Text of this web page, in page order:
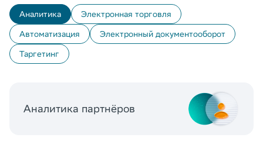
Аналитика Электронная торговля
Автоматизация Электронный документооборот
Таргетинг
Аналитика партнёров